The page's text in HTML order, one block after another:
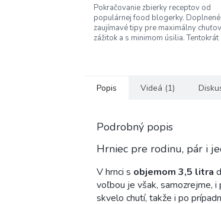
Pokračovanie zbierky receptov od
populárnej food blogerky.
zaujímavé tipy pre maximálny
zážitok a s minimom úsilia. Tentokrát
Popis Videá (1)
Podrobný popis
Hrniec pre rodinu, pár i
V hrnci s objemom 3,5 litra
voľbou je však, samozrejme,
skvelo chutí, takže i po